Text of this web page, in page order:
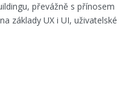
převážně s přínosem
základy UX i UI, uživatelské